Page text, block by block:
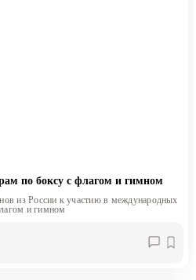
по боксу с флагом и гимном
из России к участию в международных
и гимном